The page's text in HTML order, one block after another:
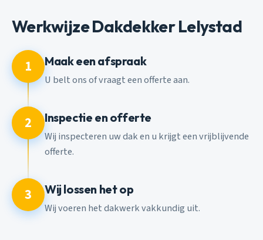
Werkwijze Dakdekker Lelystad
1 Maak een afspraak
U belt ons of vraagt een offerte aan.
2 Inspectie en offerte
Wij inspecteren uw dak en u krijgt een vrijblijvende
offerte.
3 Wij lossen het op
Wij voeren het dakwerk vakkundig uit.